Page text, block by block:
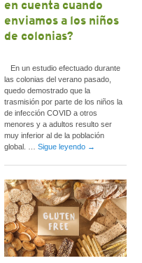
en cuenta cuando
enviamos a los niños
de colonias?
En un estudio efectuado durante
las colonias del verano pasado,
quedo demostrado que la
trasmisión por parte de los niños la
de infección COVID a otros
menores y a adultos resulto ser
muy inferior al de la población
global. … Sigue leyendo →